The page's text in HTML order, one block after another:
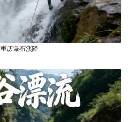
重庆瀑布溪降